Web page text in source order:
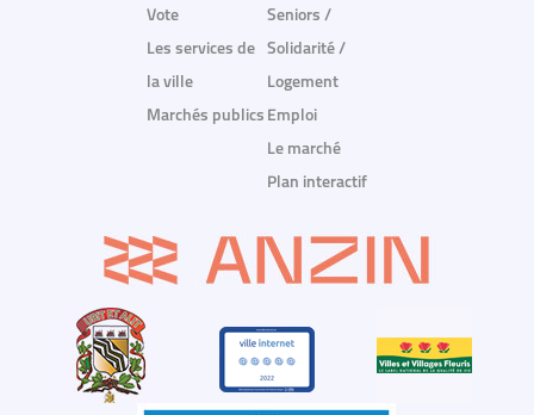
Vote
Les services de
la ville
Marchés publics
Seniors /
Solidarité /
Logement
Emploi
Le marché
Plan interactif